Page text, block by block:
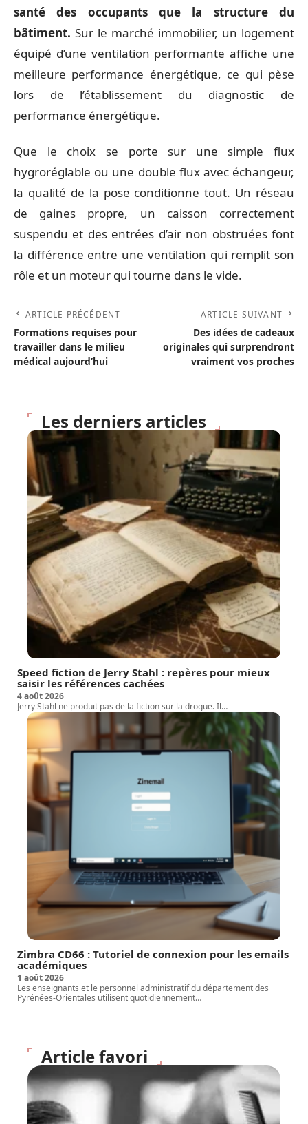
santé des occupants que la structure du
bâtiment. Sur le marché immobilier, un logement
équipé d’une ventilation performante affiche une
meilleure performance énergétique, ce qui pèse
lors de l’établissement du diagnostic de
performance énergétique.
Que le choix se porte sur une simple flux
hygroréglable ou une double flux avec échangeur,
la qualité de la pose conditionne tout. Un réseau
de gaines propre, un caisson correctement
suspendu et des entrées d’air non obstruées font
la différence entre une ventilation qui remplit son
rôle et un moteur qui tourne dans le vide.
ARTICLE PRÉCÉDENT
Formations requises pour
travailler dans le milieu
médical aujourd’hui
ARTICLE SUIVANT
Des idées de cadeaux
originales qui surprendront
vraiment vos proches
Les derniers articles
Speed fiction de Jerry Stahl : repères pour mieux
saisir les références cachées
4 août 2026
Jerry Stahl ne produit pas de la fiction sur la drogue. Il…
Zimbra CD66 : Tutoriel de connexion pour les emails
académiques
1 août 2026
Les enseignants et le personnel administratif du département des
Pyrénées-Orientales utilisent quotidiennement…
Article favori